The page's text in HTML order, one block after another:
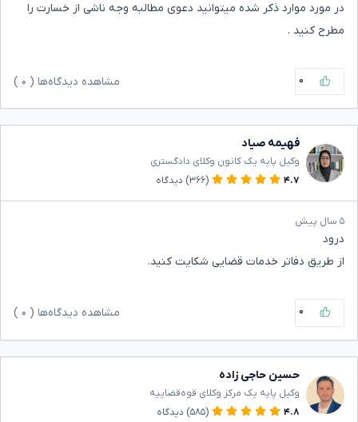
در مورد موارد ذکر شده میتوانید دعوی مطالبه وجه ناشی از خسارت را
مطرح کنید .
۰ مشاهده دیدگاه‌ها ( ۰
فهیمه صیاد
وکیل پایه یک کانون وکلای دادگستری
۴.۷
(۳۶۶) دیدگاه
۵ سال پیش
درود
از طریق دفاتر خدمات قضایی شکایت کنید.
۰ مشاهده دیدگاه‌ها ( ۰
حسین حاجی زاده
وکیل پایه یک مرکز وکلای قوه‌قضاییه
۴.۸
(۵۸۵) دیدگاه